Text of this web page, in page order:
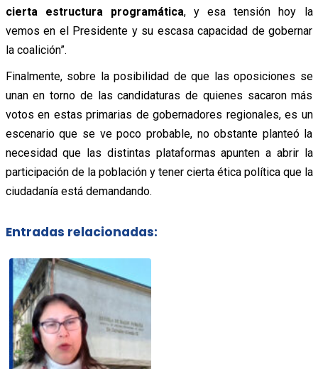
cierta estructura programática, y esa tensión hoy la
vemos en el Presidente y su escasa capacidad de gobernar
la coalición”.
Finalmente, sobre la posibilidad de que las oposiciones se
unan en torno de las candidaturas de quienes sacaron más
votos en estas primarias de gobernadores regionales, es un
escenario que se ve poco probable, no obstante planteó la
necesidad que las distintas plataformas apunten a abrir la
participación de la población y tener cierta ética política que la
ciudadanía está demandando.
Entradas relacionadas: